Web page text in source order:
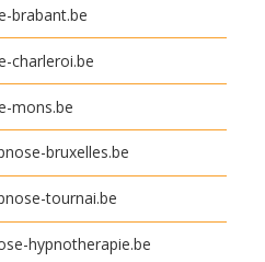
brabant.be
charleroi.be
mons.be
bruxelles.be
tournai.be
hypnotherapie.be